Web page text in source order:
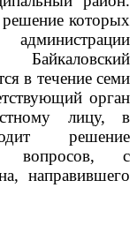
которых
Байкаловский
в течение семи
орган
лицу, в
решение
вопросов, с
направившего